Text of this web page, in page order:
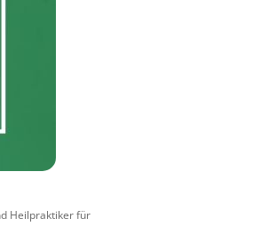
Heilpraktiker für